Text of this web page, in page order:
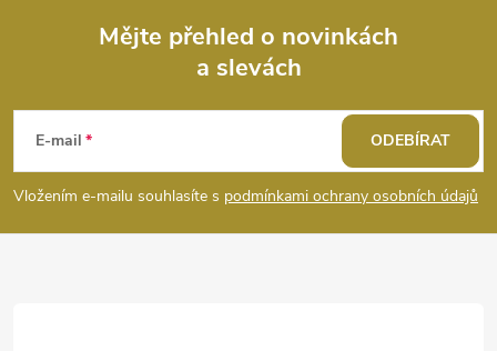
p
a
Mějte přehled o novinkách
a slevách
E-mail
Vložením e-mailu souhlasíte s podmínkami ochrany osobních údajů
ODEBÍRAT